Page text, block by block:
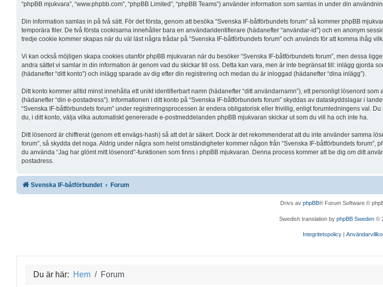
“phpBB mjukvara”, “www.phpbb.com”, “phpBB Limited”, “phpBB Teams”) använder information som samlas in under din
Din information samlas in på två sätt. För det första, genom att besöka “Svenska IF-båtförbundets forum” så kommer phpBB
temporära filer. De två första cookisarna innehåller bara en användaridentifierare (hädanefter “användar-id”) och en anonym
tredje cookie kommer skapas när du väl läst några trådar på “Svenska IF-båtförbundets forum” och används för att komma ihåg
Vi kan också möjligen skapa cookies utanför phpBB mjukvaran när du besöker “Svenska IF-båtförbundets forum”, men dessa
andra sättet vi samlar in din information är genom vad du skickar till oss. Detta kan vara, men är inte begränsat till: inlägg gjorda
(hädanefter “ditt konto”) och inlägg sparade av dig efter din registrering och medan du är inloggad (hädanefter “dina inlägg”).
Ditt konto kommer alltid minst innehålla ett unikt identifierbart namn (hädanefter “ditt användarnamn”), ett personligt lösenord
(hädanefter “din e-postadress”). Informationen i ditt konto på “Svenska IF-båtförbundets forum” skyddas av dataskyddslagar i
“Svenska IF-båtförbundets forum” under registreringsprocessen är endera obligatorisk eller frivillig, enligt forumledningens val.
du, i ditt konto, välja vilka automatiskt genererade e-postmeddelanden phpBB mjukvaran skickar ut som du vill ha och inte ha.
Ditt lösenord är chiffrerat (genom ett envägs-hash) så att det är säkert. Dock är det rekommenderat att du inte använder samma
forum”, så skydda det noga. Aldrig under några som helst omständigheter kommer någon från “Svenska IF-båtförbundets
du använda “Jag har glömt mitt lösenord”-funktionen som finns i phpBB mjukvaran. Denna process kommer att be dig om ditt
postadress.
Svenska IF-båtförbundet Forum
Drivs av phpBB® Forum Software ©
Swedish translation by phpBB Sweden ©
Integritetspolicy
Du är här: Hem Forum